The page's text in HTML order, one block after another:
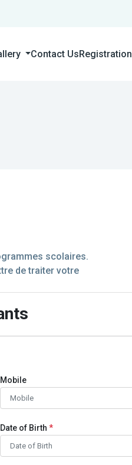
Contact UsRegistration
scolaires.
de traiter votre
Mobile
Date of Birth *